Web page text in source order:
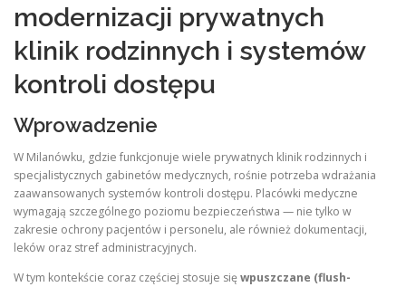
modernizacji prywatnych
klinik rodzinnych i systemów
kontroli dostępu
Wprowadzenie
W Milanówku, gdzie funkcjonuje wiele prywatnych klinik rodzinnych i
specjalistycznych gabinetów medycznych, rośnie potrzeba wdrażania
zaawansowanych systemów kontroli dostępu. Placówki medyczne
wymagają szczególnego poziomu bezpieczeństwa — nie tylko w
zakresie ochrony pacjentów i personelu, ale również dokumentacji,
leków oraz stref administracyjnych.
W tym kontekście coraz częściej stosuje sięwpuszczane (flush-